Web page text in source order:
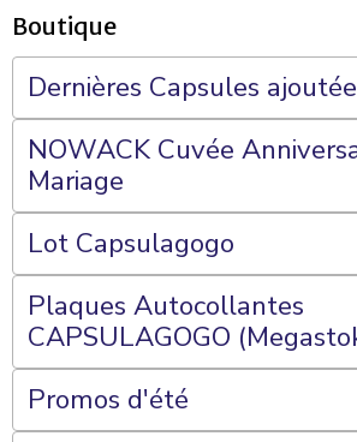
Boutique
Dernières Capsules
NOWACK Cuvée
Mariage
Lot Capsulagogo
Plaques Autocollantes
CAPSULAGOGO
Plateaux 70 Cases
Promos d'été